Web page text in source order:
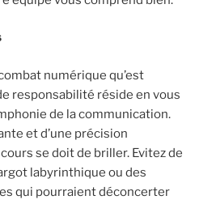
numérique qu’est
responsabilité réside en vous
de la communication.
et d’une précision
se doit de briller. Evitez de
labyrinthique ou des
qui pourraient déconcerter